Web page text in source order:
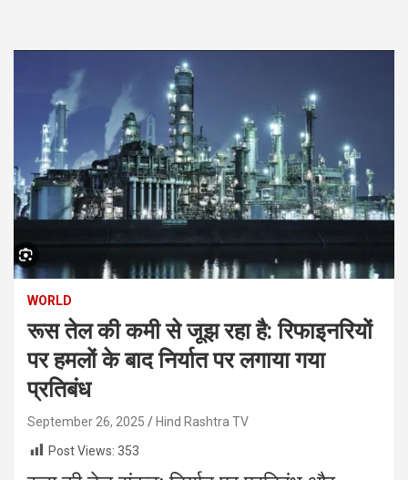
WORLD
रूस तेल की कमी से जूझ रहा है: रिफाइनरियों
पर हमलों के बाद निर्यात पर लगाया गया
प्रतिबंध
September 26, 2025
Hind Rashtra TV
Post Views: 353